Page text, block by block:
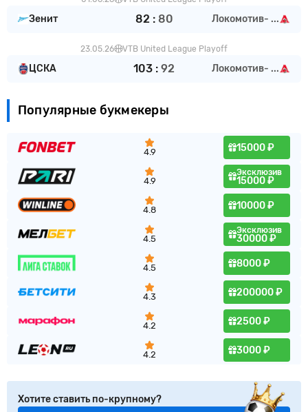
Зенит 82 : 80 Локомотив- ...
23.05.26 VTB United League Playoff
ЦСКА 103 : 92 Локомотив- ...
Популярные букмекеры
4.9 15000 ₽
4.9
Эксклюзив
15000 ₽
4.8 10000 ₽
4.5
Эксклюзив
30000 ₽
4.5 8000 ₽
4.3 200000 ₽
4.2 2500 ₽
4.2 3000 ₽
Хотите ставить по-крупному?